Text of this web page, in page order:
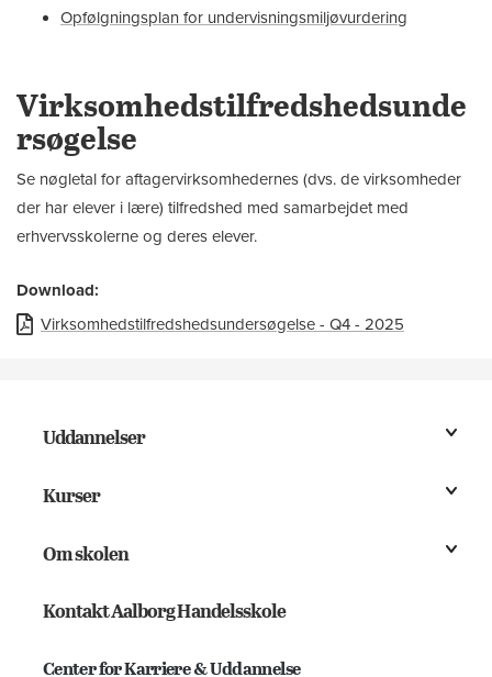
Opfølgningsplan for undervisningsmiljøvurdering
Virksomhedstilfredshedsunde
rsøgelse
Se nøgletal for aftagervirksomhedernes (dvs. de virksomheder
der har elever i lære) tilfredshed med samarbejdet med
erhvervsskolerne og deres elever.
Download:
Virksomhedstilfredshedsundersøgelse - Q4 - 2025
Uddannelser
Kurser
Om skolen
Kontakt Aalborg Handelsskole
Center for Karriere & Uddannelse